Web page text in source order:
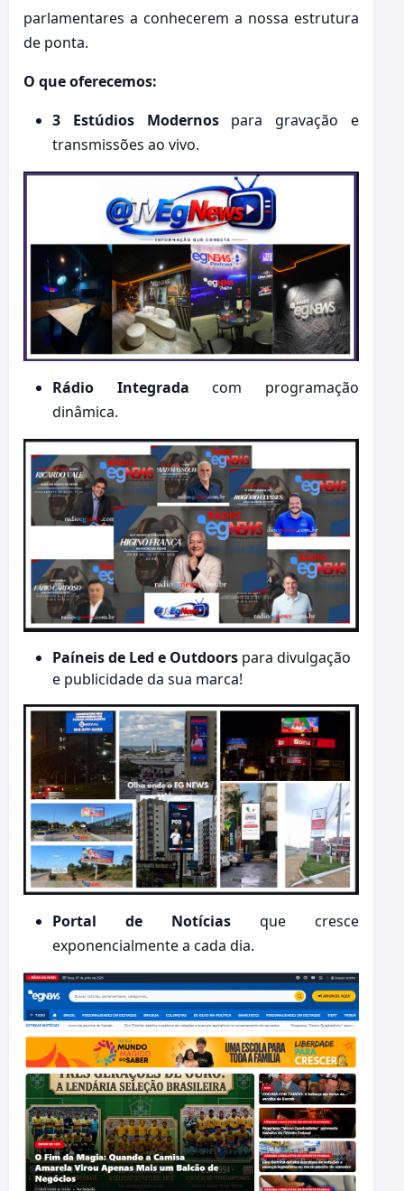
parlamentares a conhecerem a nossa estrutura
de ponta.
O que oferecemos:
3 Estúdios Modernospara gravação e
transmissões ao vivo.
Rádio Integrada com programação
dinâmica.
Paíneis de Led e Outdoors para divulgação
e publicidade da sua marca!
Portal de Notícias que cresce
exponencialmente a cada dia.